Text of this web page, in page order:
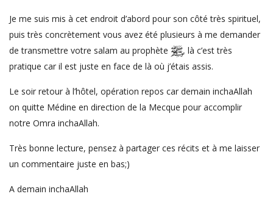
Je me suis mis à cet endroit d’abord pour son côté très spirituel,
puis très concrètement vous avez été plusieurs à me demander
de transmettre votre salam au prophète
, là c’est très
pratique car il est juste en face de là où j’étais assis.
Le soir retour à l’hôtel, opération repos car demain inchaAllah
on quitte Médine en direction de la Mecque pour accomplir
notre Omra inchaAllah.
Très bonne lecture, pensez à partager ces récits et à me laisser
un commentaire juste en bas;)
A demain inchaAllah